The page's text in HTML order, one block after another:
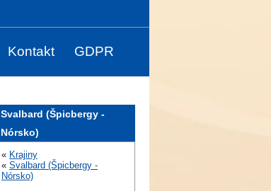
Kontakt GDPR
Svalbard (Špicbergy -
Nórsko)
« Krajiny
« Svalbard (Špicbergy -
Nórsko)